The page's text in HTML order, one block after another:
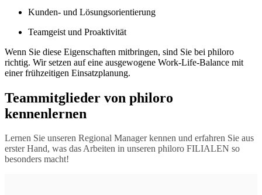
Kunden- und Lösungsorientierung
Teamgeist und Proaktivität
Wenn Sie diese Eigenschaften mitbringen, sind Sie bei philoro
richtig. Wir setzen auf eine ausgewogene Work-Life-Balance mit
einer frühzeitigen Einsatzplanung.
Teammitglieder von philoro
kennenlernen
Lernen Sie unseren Regional Manager kennen und erfahren Sie aus
erster Hand, was das Arbeiten in unseren philoro FILIALEN so
besonders macht!